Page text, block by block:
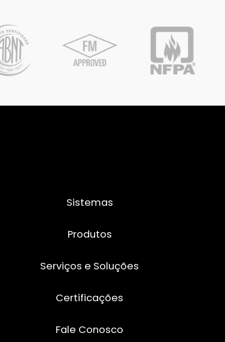
Sistemas
Produtos
Serviços e Soluções
Certificações
Fale Conosco